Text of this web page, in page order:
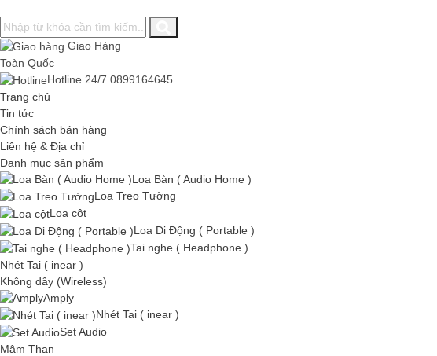
Giao Hàng
Toàn Quốc
Hotline 24/7 0899164645
Trang chủ
Tin tức
Chính sách bán hàng
Liên hệ & Địa chỉ
Danh mục sản phẩm
Loa Bàn ( Audio Home )
Loa Treo Tường
Loa cột
Loa Di Động ( Portable )
Tai nghe ( Headphone )
Nhét Tai ( inear )
Không dây (Wireless)
Amply
Nhét Tai ( inear )
Set Audio
Mâm Than